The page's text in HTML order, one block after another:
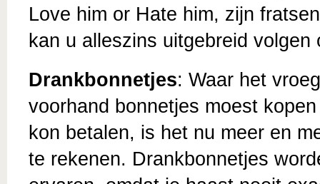
Love him or Hate him, zijn
kan u alleszins uitgebreid
Drankbonnetjes: Waar het
voorhand bonnetjes moest
kon betalen, is het nu meer en
te rekenen. Drankbonnetjes